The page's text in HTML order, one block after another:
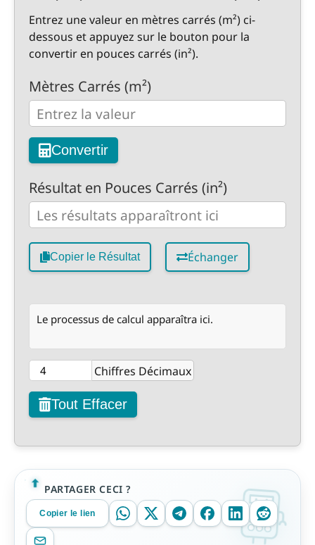
Entrez une valeur en mètres carrés (m²) ci-
dessous et appuyez sur le bouton pour la
convertir en pouces carrés (in²).
Mètres Carrés (m²)
Convertir
Résultat en Pouces Carrés (in²)
Copier le Résultat Échanger
Le processus de calcul apparaîtra ici.
Chiffres Décimaux
Tout Effacer
PARTAGER CECI ?
Copier le lien